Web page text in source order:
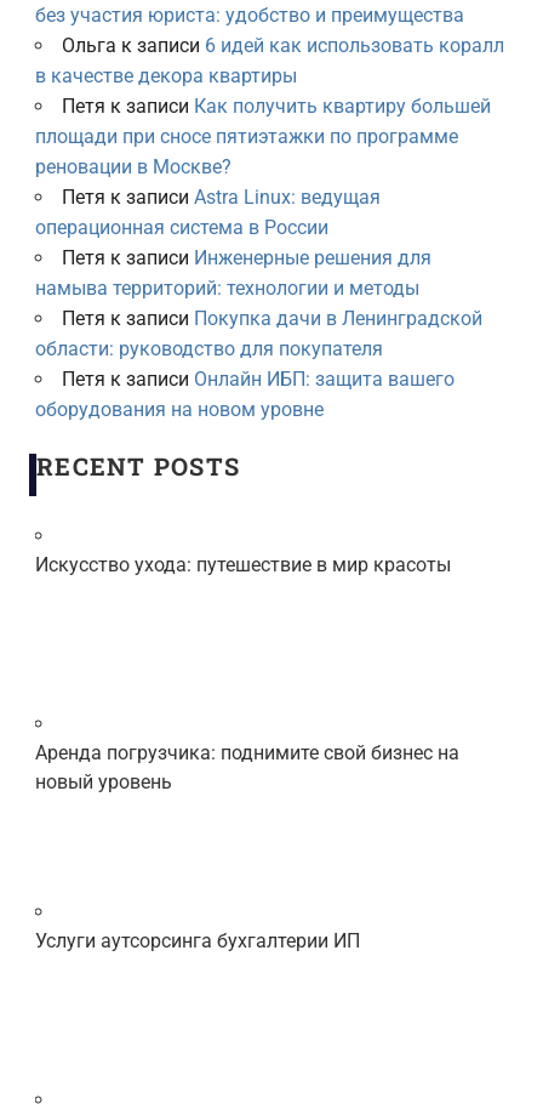
без участия юриста: удобство и преимущества
Ольга к записи 6 идей как использовать коралл
в качестве декора квартиры
Петя к записи Как получить квартиру большей
площади при сносе пятиэтажки по программе
реновации в Москве?
Петя к записи Astra Linux: ведущая
операционная система в России
Петя к записи Инженерные решения для
намыва территорий: технологии и методы
Петя к записи Покупка дачи в Ленинградской
области: руководство для покупателя
Петя к записи Онлайн ИБП: защита вашего
оборудования на новом уровне
RECENT POSTS
Искусство ухода: путешествие в мир красоты
Аренда погрузчика: поднимите свой бизнес на
новый уровень
Услуги аутсорсинга бухгалтерии ИП